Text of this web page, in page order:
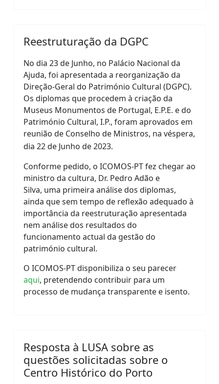
Reestruturação da DGPC
No dia 23 de Junho, no Palácio Nacional da
Ajuda, foi apresentada a reorganização da
Direção-Geral do Património Cultural (DGPC).
Os diplomas que procedem à criação da
Museus Monumentos de Portugal, E.P.E. e do
Património Cultural, I.P., foram aprovados em
reunião de Conselho de Ministros, na véspera,
dia 22 de Junho de 2023.
Conforme pedido, o ICOMOS-PT fez chegar ao
ministro da cultura, Dr. Pedro Adão e
Silva, uma primeira análise dos diplomas,
ainda que sem tempo de reflexão adequado à
importância da reestruturação apresentada
nem análise dos resultados do
funcionamento actual da gestão do
património cultural.
O ICOMOS-PT disponibiliza o seu parecer
aqui, pretendendo contribuir para um
processo de mudança transparente e isento.
Resposta à LUSA sobre as
questões solicitadas sobre o
Centro Histórico do Porto